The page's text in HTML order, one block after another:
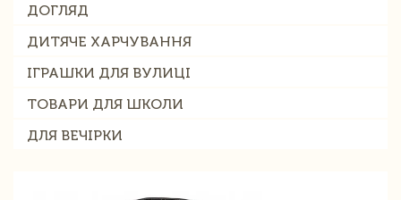
ДОГЛЯД
ДИТЯЧЕ ХАРЧУВАННЯ
ІГРАШКИ ДЛЯ ВУЛИЦІ
ТОВАРИ ДЛЯ ШКОЛИ
ДЛЯ ВЕЧІРКИ